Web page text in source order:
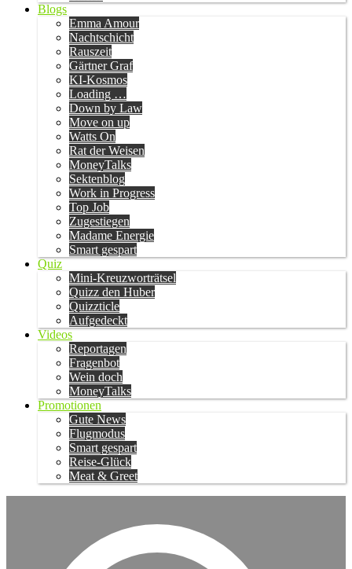
Blogs
Emma Amour
Nachtschicht
Rauszeit
Gärtner Graf
KI-Kosmos
Loading …
Down by Law
Move on up
Watts On
Rat der Weisen
MoneyTalks
Sektenblog
Work in Progress
Top Job
Zugestiegen
Madame Energie
Smart gespart
Quiz
Mini-Kreuzworträtsel
Quizz den Huber
Quizzticle
Aufgedeckt
Videos
Reportagen
Fragenbot
Wein doch
MoneyTalks
Promotionen
Gute News
Flugmodus
Smart gespart
Reise-Glück
Meat & Greet